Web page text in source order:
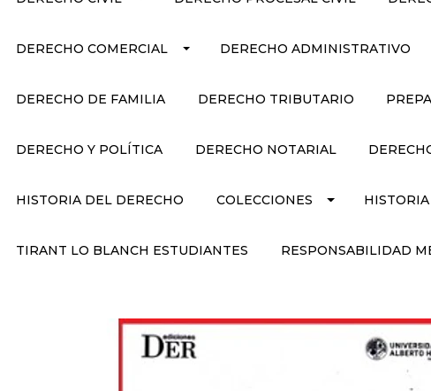
DERECHO COMERCIAL DERECHO ADMINISTRATIVO
DERECHO DE FAMILIA DERECHO TRIBUTARIO
DERECHO Y POLÍTICA DERECHO NOTARIAL
HISTORIA DEL DERECHO COLECCIONES
TIRANT LO BLANCH ESTUDIANTES RESPONSABILIDAD